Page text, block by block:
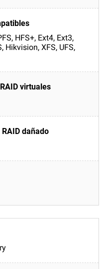
HFS+, Ext4, Ext3,
Hikvision, XFS, UFS,